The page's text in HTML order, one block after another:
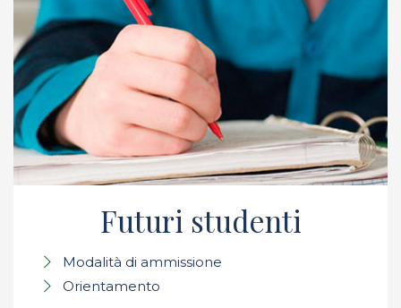
Futuri studenti
Modalità di ammissione
Orientamento